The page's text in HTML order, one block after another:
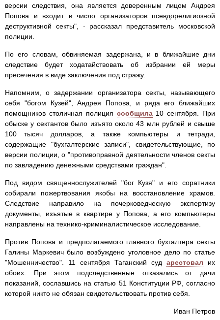
версии следствия, она является доверенным лицом Андрея
Попова и входит в число организаторов псевдорелигиозной
деструктивной секты", - рассказал представитель московской
полиции.
По его словам, обвиняемая задержана, и в ближайшие дни
следствие будет ходатайствовать об избрании ей меры
пресечения в виде заключения под стражу.
Напомним, о задержании организатора секты, называющего
себя "богом Кузей", Андрея Попова, и ряда его ближайших
помощников столичная полиция сообщила10 сентября. При
обыске у сектантов было изъято около 43 млн рублей и свыше
100 тысяч долларов, а также компьютеры и тетради,
содержащие "бухгалтерские записи", свидетельствующие, по
версии полиции, о "противоправной деятельности членов секты
по завладению денежными средствами граждан".
Под видом священнослужителей "бог Кузя" и его соратники
собирали пожертвования якобы на восстановление храмов.
Следствие направило на почерковедческую экспертизу
документы, изъятые в квартире у Попова, а его компьютеры
направлены на технико-криминалистическое исследование.
Против Попова и предполагаемого главного бухгалтера секты
Галины Маркевич было возбуждено уголовное дело по статье
"Мошенничество". 11 сентября Таганский суд арестовал их
обоих. При этом подследственные отказались от дачи
показаний, сославшись на статью 51 Конституции РФ, согласно
которой никто не обязан свидетельствовать против себя.
Иван Петров